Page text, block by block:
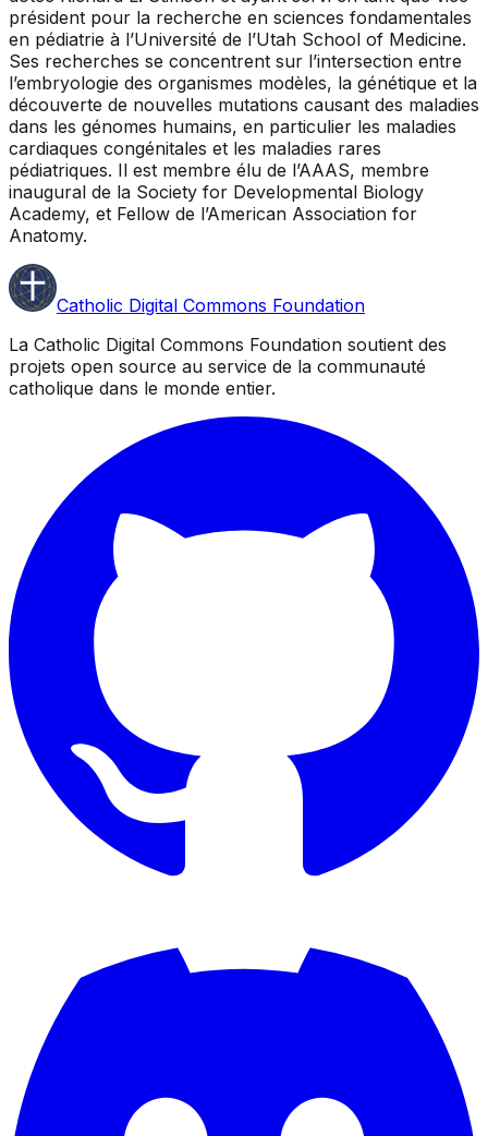
président pour la recherche en sciences fondamentales
en pédiatrie à l’Université de l’Utah School of Medicine.
Ses recherches se concentrent sur l’intersection entre
l’embryologie des organismes modèles, la génétique et la
découverte de nouvelles mutations causant des maladies
dans les génomes humains, en particulier les maladies
cardiaques congénitales et les maladies rares
pédiatriques. Il est membre élu de l’AAAS, membre
inaugural de la Society for Developmental Biology
Academy, et Fellow de l’American Association for
Anatomy.
Catholic Digital Commons Foundation
La Catholic Digital Commons Foundation soutient des
projets open source au service de la communauté
catholique dans le monde entier.